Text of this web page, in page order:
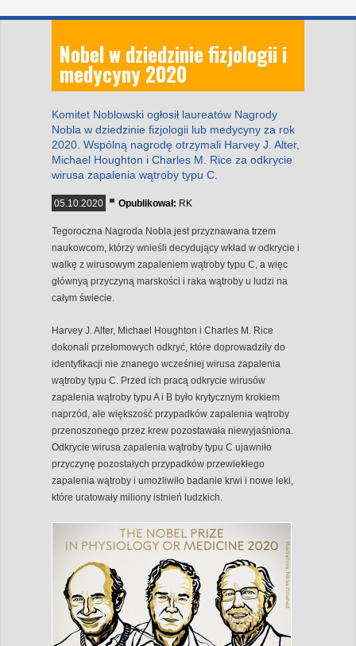
Nobel w dziedzinie fizjologii i
medycyny 2020
Komitet Noblowski ogłosił laureatów Nagrody
Nobla w dziedzinie fizjologii lub medycyny za rok
2020. Wspólną nagrodę otrzymali Harvey J. Alter,
Michael Houghton i Charles M. Rice za odkrycie
wirusa zapalenia wątroby typu C.
05.10.2020 Opublikował: RK
Tegoroczna Nagroda Nobla jest przyznawana trzem
naukowcom, którzy wnieśli decydujący wkład w odkrycie i
walkę z wirusowym zapaleniem wątroby typu C, a więc
głównyą przyczyną marskości i raka wątroby u ludzi na
całym świecie.
Harvey J. Alter, Michael Houghton i Charles M. Rice
dokonali przełomowych odkryć, które doprowadziły do
identyfikacji nie znanego wcześniej wirusa zapalenia
wątroby typu C. Przed ich pracą odkrycie wirusów
zapalenia wątroby typu A i B było krytycznym krokiem
naprzód, ale większość przypadków zapalenia wątroby
przenoszonego przez krew pozostawała niewyjaśniona.
Odkrycie wirusa zapalenia wątroby typu C ujawniło
przyczynę pozostałych przypadków przewlekłego
zapalenia wątroby i umożliwiło badanie krwi i nowe leki,
które uratowały miliony istnień ludzkich.